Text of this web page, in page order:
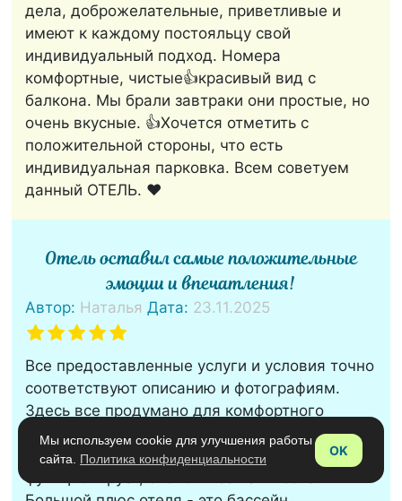
дела, доброжелательные, приветливые и
имеют к каждому постояльцу свой
индивидуальный подход. Номера
комфортные, чистые👍красивый вид с
балкона. Мы брали завтраки они простые, но
очень вкусные. 👍Хочется отметить с
положительной стороны, что есть
индивидуальная парковка. Всем советуем
данный ОТЕЛЬ. ❤️
Отель оставил самые положительные
эмоции и впечатления!
Автор: Наталья Дата: 23.11.2025
Все предоставленные услуги и условия точно
соответствуют описанию и фотографиям.
Здесь все продумано для комфортного
отдыха - идеальная чистота в номере и в
ванной комнате, сантехника новая и отлично
функционирует, словом все на высоте!
Мы используем cookie для улучшения работы
сайта. Политика конфиденциальности
OK